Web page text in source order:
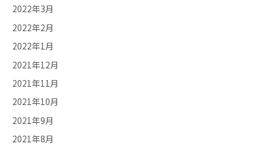
2022年3月
2022年2月
2022年1月
2021年12月
2021年11月
2021年10月
2021年9月
2021年8月